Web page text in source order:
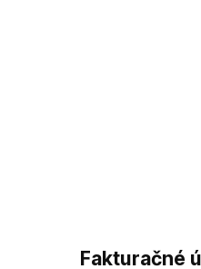
Fakturačné